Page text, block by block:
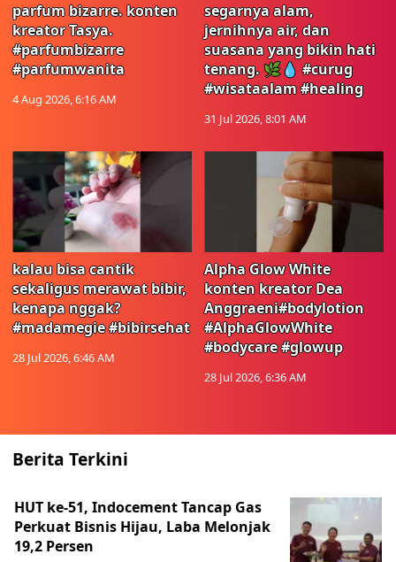
parfum bizarre. konten
kreator Tasya.
#parfumbizarre
#parfumwanita
4 Aug 2026, 6:16 AM
segarnya alam,
jernihnya air, dan
suasana yang bikin hati
tenang. 🌿💧 #curug
#wisataalam #healing
31 Jul 2026, 8:01 AM
kalau bisa cantik
sekaligus merawat bibir,
kenapa nggak?
#madamegie #bibirsehat
28 Jul 2026, 6:46 AM
Alpha Glow White
konten kreator Dea
Anggraeni#bodylotion
#AlphaGlowWhite
#bodycare #glowup
28 Jul 2026, 6:36 AM
Berita Terkini
HUT ke-51, Indocement Tancap Gas
Perkuat Bisnis Hijau, Laba Melonjak
19,2 Persen